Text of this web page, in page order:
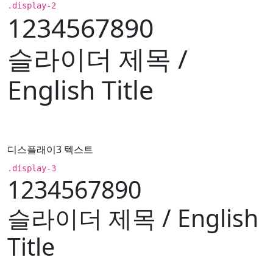
.display-2
1234567890
슬라이더 제목 /
English Title
디스플래이3 텍스트
.display-3
1234567890
슬라이더 제목 / English
Title